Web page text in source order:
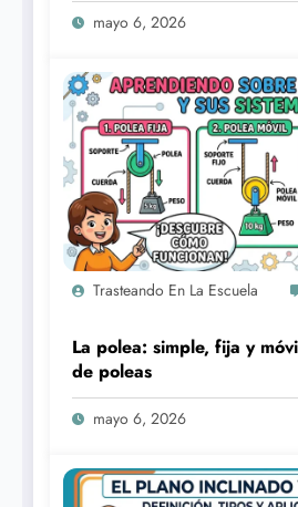
mayo 6, 2026
Trasteando En La Escuela
La polea: simple, fija y
de poleas
mayo 6, 2026